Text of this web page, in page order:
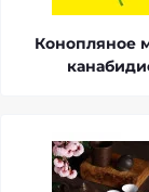
Конопляное